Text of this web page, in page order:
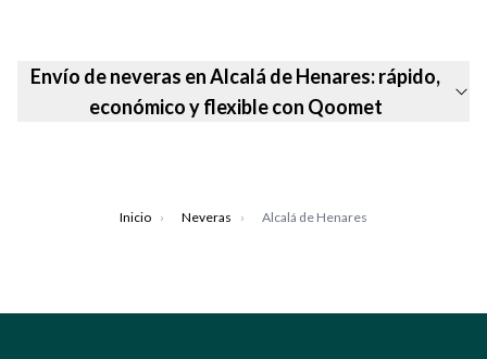
Envío de neveras en Alcalá de Henares: rápido,
económico y flexible con Qoomet
Inicio › Neveras › Alcalá de Henares